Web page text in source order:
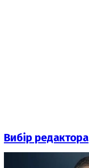
Вибір редактора